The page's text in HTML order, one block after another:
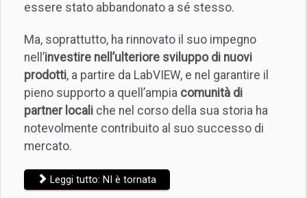
essere stato abbandonato a sé stesso.
Ma, soprattutto, ha rinnovato il suo impegno
nell’investire nell’ulteriore sviluppo di nuovi
prodotti, a partire da LabVIEW, e nel garantire il
pieno supporto a quell’ampia comunità di
partner locali che nel corso della sua storia ha
notevolmente contribuito al suo successo di
mercato.
Leggi tutto: NI è tornata